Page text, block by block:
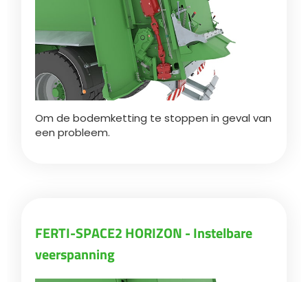
Om de bodemketting te stoppen in geval van
een probleem.
FERTI-SPACE2 HORIZON - Instelbare
veerspanning